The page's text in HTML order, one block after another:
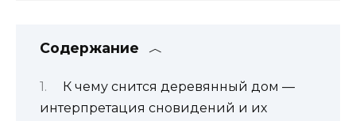
Содержание
К чему снится деревянный дом —
интерпретация сновидений и их